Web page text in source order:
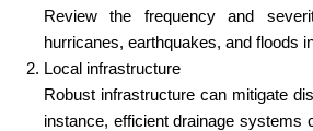
Review the frequency and
hurricanes, earthquakes, and floods
Local infrastructure
Robust infrastructure can mitigate
instance, efficient drainage systems